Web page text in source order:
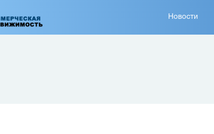
Новости